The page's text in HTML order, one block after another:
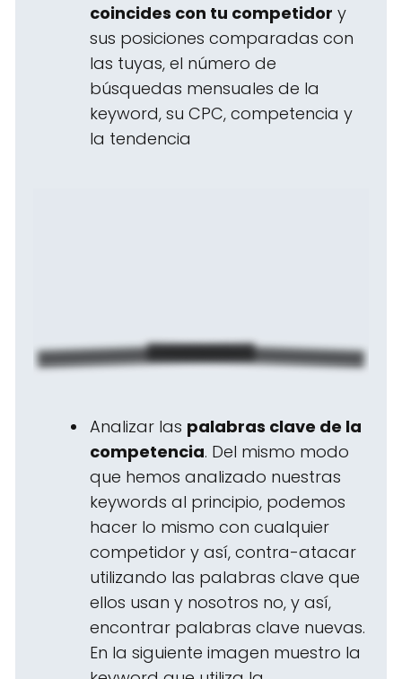
coincides con tu competidor y
sus posiciones comparadas con
las tuyas, el número de
búsquedas mensuales de la
keyword, su CPC, competencia y
la tendencia
Analizar las palabras clave de la
competencia. Del mismo modo
que hemos analizado nuestras
keywords al principio, podemos
hacer lo mismo con cualquier
competidor y así, contra-atacar
utilizando las palabras clave que
ellos usan y nosotros no, y así,
encontrar palabras clave nuevas.
En la siguiente imagen muestro la